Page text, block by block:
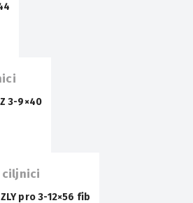
3-9×40
ciljnici
pro 3-12×56 fib